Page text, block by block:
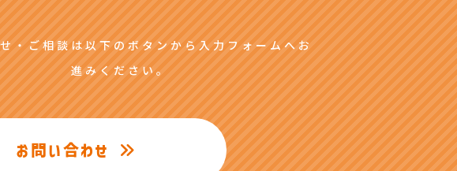
・ご相談は以下のボタンから入力フォームへお
進みください。
お問い合わせ